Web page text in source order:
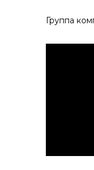
Группа